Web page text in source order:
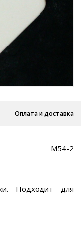
Оплата и доставка
М54-2
Подходит для